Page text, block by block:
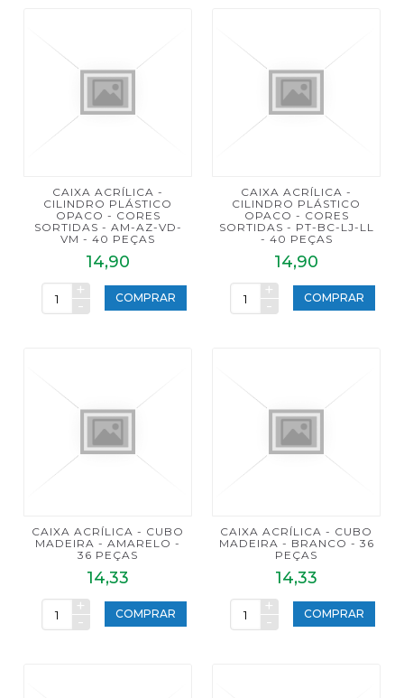
CAIXA ACRÍLICA -
CILINDRO PLÁSTICO
OPACO - CORES
SORTIDAS - AM-AZ-VD-
VM - 40 PEÇAS
14,90
+
-
COMPRAR
CAIXA ACRÍLICA -
CILINDRO PLÁSTICO
OPACO - CORES
SORTIDAS - PT-BC-LJ-LL
- 40 PEÇAS
14,90
+
-
COMPRAR
CAIXA ACRÍLICA - CUBO
MADEIRA - AMARELO -
36 PEÇAS
14,33
+
-
COMPRAR
CAIXA ACRÍLICA - CUBO
MADEIRA - BRANCO - 36
PEÇAS
14,33
+
-
COMPRAR